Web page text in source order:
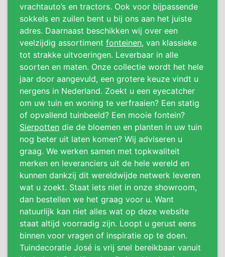
vrachtauto’s en tractors. Ook voor bijpassende
sokkels en zuilen bent u bij ons aan het juiste
adres. Daarnaast beschikken wij over een
veelzijdig assortiment fonteinen, van klassieke
tot strakke uitvoeringen. Leverbaar in alle
soorten en maten. Onze collectie wordt het hele
jaar door aangevuld, een grotere keuze vindt u
nergens in Nederland. Zoekt u een eyecatcher
om uw tuin en woning te verfraaien? Een statig
of opvallend tuinbeeld? Een mooie fontein?
Sierpotten die de bloemen en planten in uw tuin
nog beter uit laten komen? Wij adviseren u
graag. We werken samen met topkwaliteit
merken en leveranciers uit de hele wereld en
kunnen dankzij dit wereldwijde netwerk leveren
wat u zoekt. Staat iets niet in onze showroom,
dan bestellen we het graag voor u. Want
natuurlijk kan niet alles wat op deze website
staat altijd voorradig zijn. Loopt u gerust eens
binnen voor vragen of inspiratie op te doen.
Tuindecoratie José is vrij snel bereikbaar vanuit